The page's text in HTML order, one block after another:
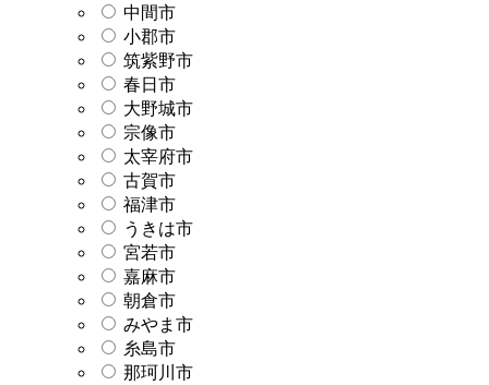
中間市
小郡市
筑紫野市
春日市
大野城市
宗像市
太宰府市
古賀市
福津市
うきは市
宮若市
嘉麻市
朝倉市
みやま市
糸島市
那珂川市